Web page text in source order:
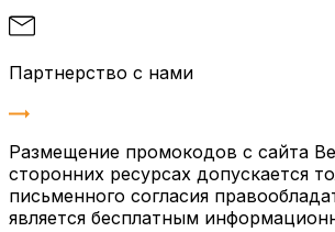
Партнерство с нами
Размещение промокодов с сайта
сторонних ресурсах допускается
письменного согласия
является бесплатным